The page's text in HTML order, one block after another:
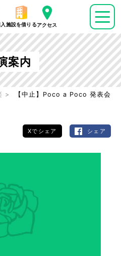
施設を借りるアクセス
案内
【中止】Poco a Poco 発表会
Xでシェア シェア